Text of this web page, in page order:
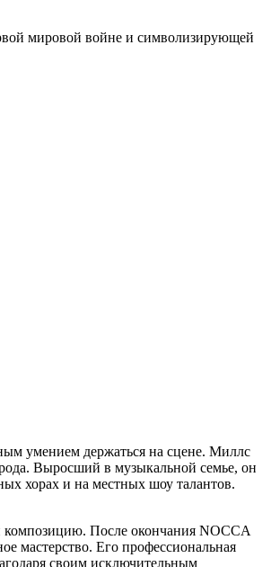
мировой войне и символизирующей
умением держаться на сцене. Миллс
Выросший в музыкальной семье, он
хорах и на местных шоу талантов.
композицию. После окончания NOCCA
мастерство. Его профессиональная
своим исключительным